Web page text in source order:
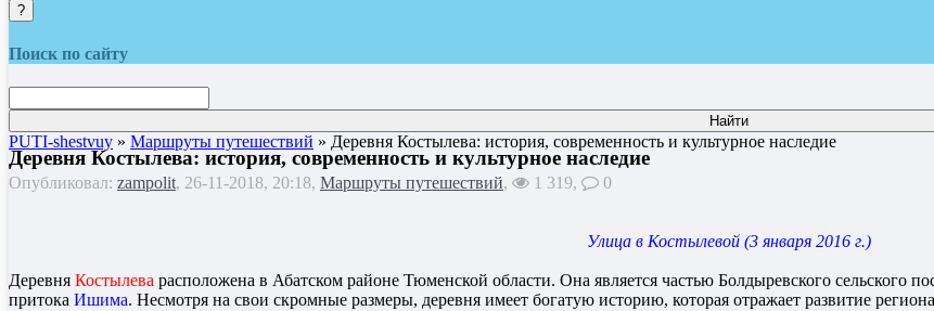
?
Поиск по сайту
PUTI-shestvuy » Маршруты путешествий » Деревня Костылева: история, современность и культурное наследие
Деревня Костылева: история, современность и культурное наследие
Опубликовал: zampolit, 26-11-2018, 20:18, Маршруты путешествий, 1 319, 0
Улица в Костылевой (3 января 2016 г.)
Деревня Костылева расположена в Абатском районе Тюменской области. Она является частью Болдыревского сельского
притока Ишима. Несмотря на свои скромные размеры, деревня имеет богатую историю, которая отражает развитие